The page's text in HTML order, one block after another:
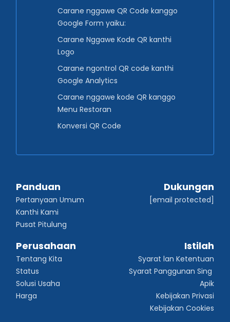
Carane nggawe QR Code kanggo
Google Form yaiku:
Carane Nggawe Kode QR kanthi
Logo
Carane ngontrol QR code kanthi
Google Analytics
Carane nggawe kode QR kanggo
Menu Restoran
Konversi QR Code
Panduan
Pertanyaan Umum
Kanthi Kami
Pusat Pitulung
Dukungan
[email protected]
Perusahaan
Tentang Kita
Status
Solusi Usaha
Harga
Istilah
Syarat lan Ketentuan
Syarat Panggunan Sing
Apik
Kebijakan Privasi
Kebijakan Cookies